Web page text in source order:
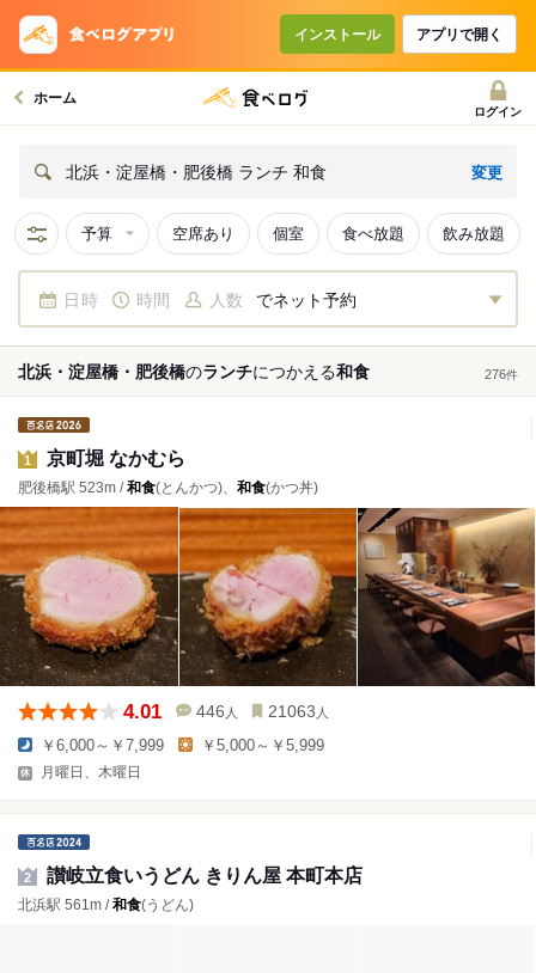
インストール アプリで開く
ホーム
ログイン
北浜・淀屋橋・肥後橋 ランチ 和食 変更
予算 空席あり 個室 食べ放題 飲み放題
日時 時間 人数 でネット予約
北浜・淀屋橋・肥後橋のランチにつかえる和食 276件
1 京町堀 なかむら
肥後橋駅 523m /和食(とんかつ)、 和食(かつ丼)
4.01 446 人 21063 人
￥6,000～￥7,999 ￥5,000～￥5,999
月曜日、木曜日
2 讃岐立食いうどん きりん屋 本町本店
北浜駅 561m /和食(うどん)